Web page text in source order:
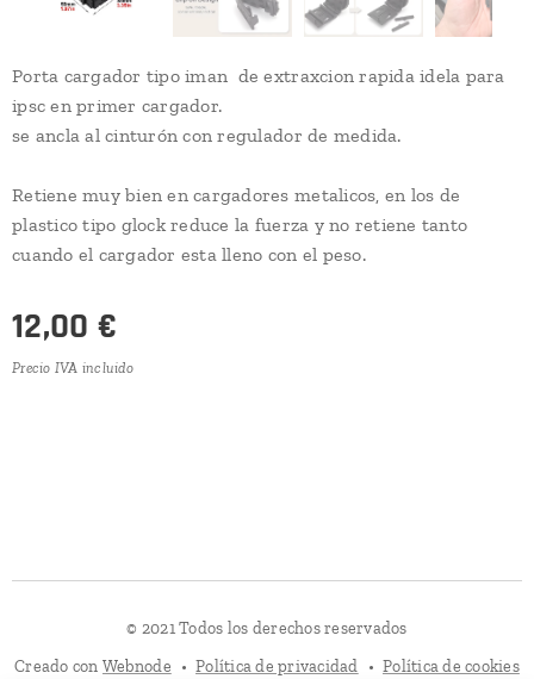
Porta cargador tipo iman de extraxcion rapida idela para
ipsc en primer cargador.
se ancla al cinturón con regulador de medida.
Retiene muy bien en cargadores metalicos, en los de
plastico tipo glock reduce la fuerza y no retiene tanto
cuando el cargador esta lleno con el peso.
12,00 €
Precio IVA incluido
© 2021 Todos los derechos reservados
Creado con Webnode Política de privacidad Política de cookies